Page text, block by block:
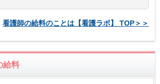
看護師の給料のことは【看護ラボ】 TOP＞＞
給料